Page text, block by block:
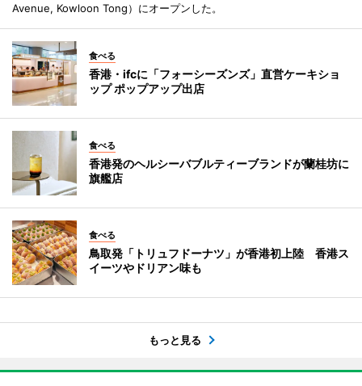
Avenue, Kowloon Tong）にオープンした。
食べる
香港・ifcに「フォーシーズンズ」直営ケーキショ
ップ ポップアップ出店
食べる
香港発のヘルシーバブルティーブランドが蘭桂坊に
旗艦店
食べる
鳥取発「トリュフドーナツ」が香港初上陸 香港ス
イーツやドリアン味も
もっと見る